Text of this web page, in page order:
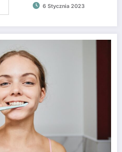
6 Stycznia 2023